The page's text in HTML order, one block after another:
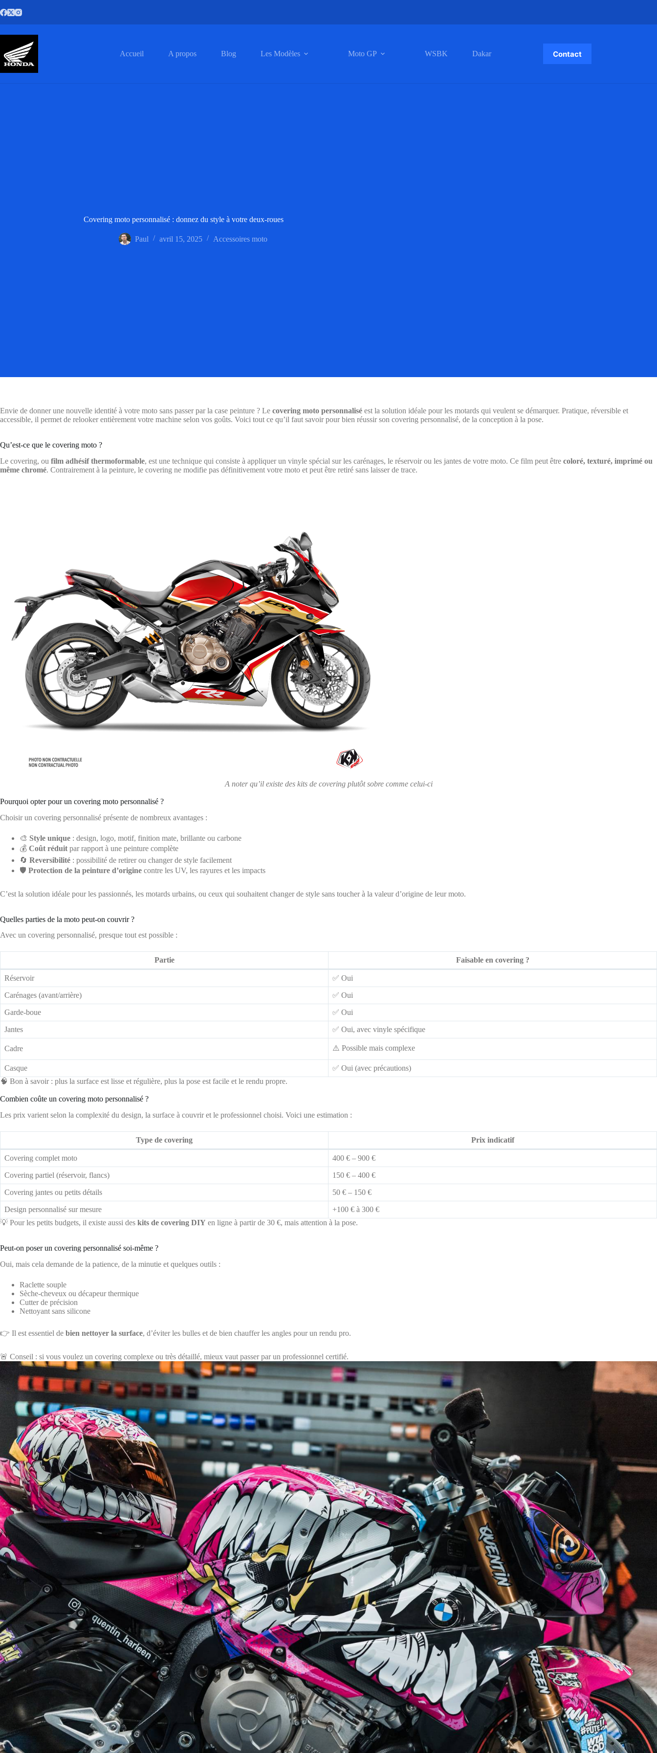
au
Accueil A propos Blog Les Modèles Moto GP WSBK Dakar Contact
Covering moto personnalisé : donnez du style à votre deux-roues
Paul avril 15, 2025 Accessoires moto
Envie de donner une nouvelle identité à votre moto sans passer par la case peinture ? Le covering moto personnalisé est la solution idéale pour les motards qui veulent se démarquer. Pratique, réversible et
accessible, il permet de relooker entièrement votre machine selon vos goûts. Voici tout ce qu’il faut savoir pour bien réussir son covering personnalisé, de la conception à la pose.
Qu’est-ce que le covering moto ?
Le covering, ou film adhésif thermoformable, est une technique qui consiste à appliquer un vinyle spécial sur les carénages, le réservoir ou les jantes de votre moto. Ce film peut être coloré, texturé, imprimé ou
même chromé. Contrairement à la peinture, le covering ne modifie pas définitivement votre moto et peut être retiré sans laisser de trace.
A noter qu’il existe des kits de covering plutôt sobre comme celui-ci
Pourquoi opter pour un covering moto personnalisé ?
Choisir un covering personnalisé présente de nombreux avantages :
🎨 Style unique : design, logo, motif, finition mate, brillante ou carbone
💰 Coût réduit par rapport à une peinture complète
🔄 Reversibilité : possibilité de retirer ou changer de style facilement
🛡️ Protection de la peinture d’origine contre les UV, les rayures et les impacts
C’est la solution idéale pour les passionnés, les motards urbains, ou ceux qui souhaitent changer de style sans toucher à la valeur d’origine de leur moto.
Quelles parties de la moto peut-on couvrir ?
Avec un covering personnalisé, presque tout est possible :
Partie Faisable en covering ?
Réservoir ✅ Oui
Carénages (avant/arrière) ✅ Oui
Garde-boue ✅ Oui
Jantes ✅ Oui, avec vinyle spécifique
Cadre ⚠️ Possible mais complexe
Casque
✅ Oui (avec précautions)
🧠 Bon à savoir : plus la surface est lisse et régulière, plus la pose est facile et le rendu propre.
Combien coûte un covering moto personnalisé ?
Les prix varient selon la complexité du design, la surface à couvrir et le professionnel choisi. Voici une estimation :
Type de covering Prix indicatif
Covering complet moto 400 € – 900 €
Covering partiel (réservoir, flancs) 150 € – 400 €
Covering jantes ou petits détails 50 € – 150 €
Design personnalisé sur mesure
+100 € à 300 €
💡 Pour les petits budgets, il existe aussi des kits de covering DIY en ligne à partir de 30 €, mais attention à la pose.
Peut-on poser un covering personnalisé soi-même ?
Oui, mais cela demande de la patience, de la minutie et quelques outils :
Raclette souple
Sèche-cheveux ou décapeur thermique
Cutter de précision
Nettoyant sans silicone
👉 Il est essentiel de bien nettoyer la surface, d’éviter les bulles et de bien chauffer les angles pour un rendu pro.
🚨 Conseil : si vous voulez un covering complexe ou très détaillé, mieux vaut passer par un professionnel certifié.